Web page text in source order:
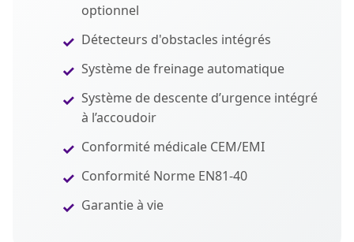
optionnel
Détecteurs d'obstacles intégrés
Système de freinage automatique
Système de descente d’urgence intégré
à l’accoudoir
Conformité médicale CEM/EMI
Conformité Norme EN81-40
Garantie à vie